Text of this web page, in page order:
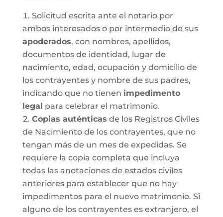
Solicitud escrita ante el notario por
ambos interesados o por intermedio de sus
apoderados, con nombres, apellidos,
documentos de identidad, lugar de
nacimiento, edad, ocupación y domicilio de
los contrayentes y nombre de sus padres,
indicando que no tienen impedimento
legal para celebrar el matrimonio.
Copias auténticas de los Registros Civiles
de Nacimiento de los contrayentes, que no
tengan más de un mes de expedidas. Se
requiere la copia completa que incluya
todas las anotaciones de estados civiles
anteriores para establecer que no hay
impedimentos para el nuevo matrimonio. Si
alguno de los contrayentes es extranjero, el